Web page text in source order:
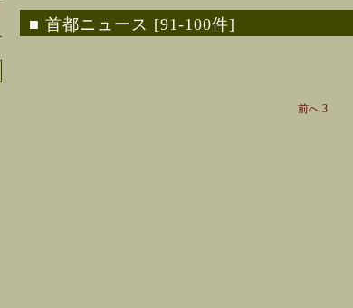
首都ニュース [91-100件]
前へ 3